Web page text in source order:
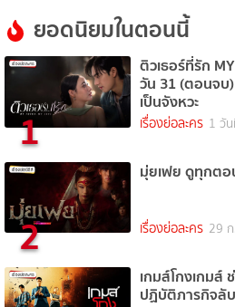
ยอดนิยมในตอนนี้
1
ติวเธอร์ที่รัก
วัน 31 (ตอนจบ
เป็นจังหวะ
เรื่องย่อละคร 1 วั
2
มุ่ยเฟย ดูทุกตอ
เรื่องย่อละคร 29
เกมส์โกงเกม
ปฏิบัติภารกิจลั